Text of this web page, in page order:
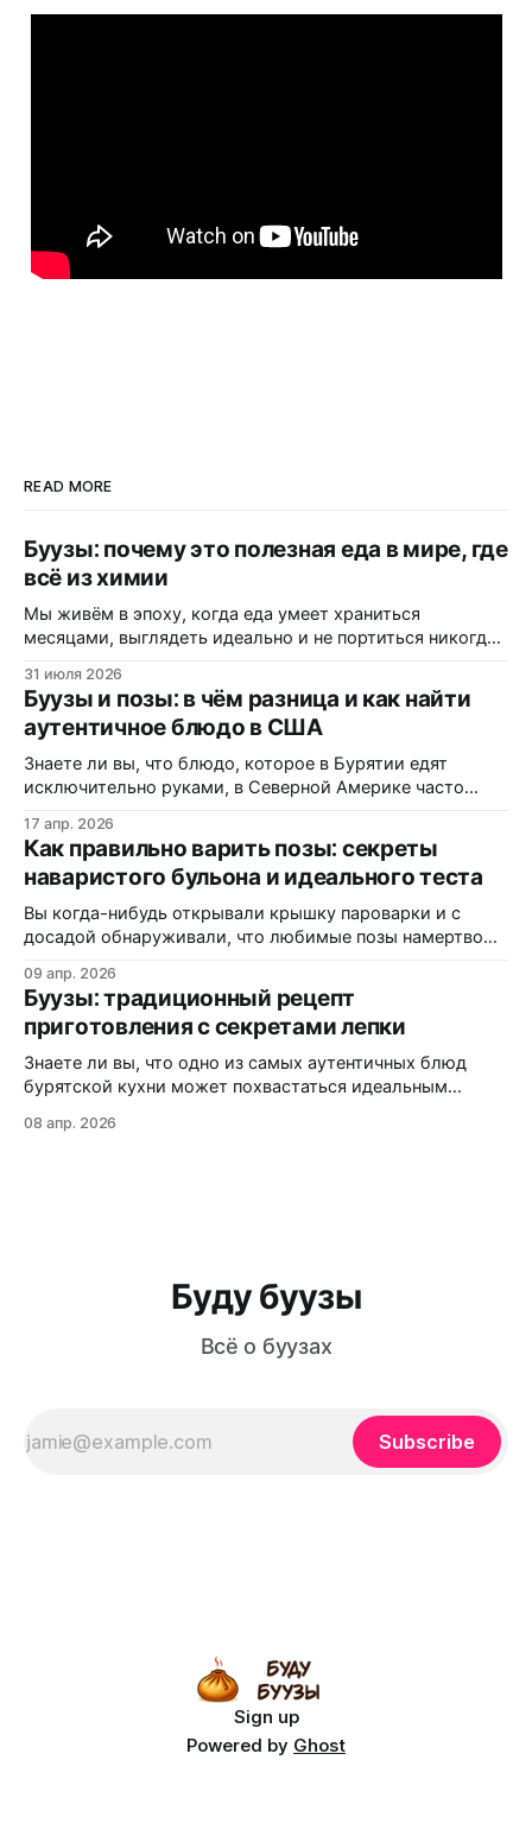
READ MORE
Буузы: почему это полезная еда в мире, где
всё из химии
Мы живём в эпоху, когда еда умеет храниться
месяцами, выглядеть идеально и не портиться никогда.
вкус. Полки магазинов забиты ультраобработанной
пищей: полуфабрикатами, лапшой быстрого
приготовления, «домашними» котлетами с составом на
пол-этикетки. А ведь есть блюдо, которому не нужны
консерванты, потому
31 июля 2026
Буузы и позы: в чём разница и как найти
аутентичное блюдо в США
Знаете ли вы, что блюдо, которое в Бурятии едят
исключительно руками, в Северной Америке часто
материале вы узнаете, почему одни называют их
«буузы», а другие — «позы», как диаспора адаптирует
рецепт под западные реалии, и где именно на трассах
Монтаны можно заказать свежую партию без
17 апр. 2026
Как правильно варить позы: секреты
наваристого бульона и идеального теста
Вы когда-нибудь открывали крышку пароварки и с
досадой обнаруживали, что любимые позы намертво
пирожок, а внутри — сухо и безвкусно? Статистика
кулинарных форумов показывает: более 60% новичков
сталкиваются с этими проблемами при первом
знакомстве с бурятской кухней. В этой статье вы
узнаете:
09 апр. 2026
Буузы: традиционный рецепт
приготовления с секретами лепки
Знаете ли вы, что одно из самых аутентичных блюд
бурятской кухни может похвастаться идеальным
Буузы (или позы, как их ошибочно называют) — это не
08 апр. 2026
Буду буузы
Всё о буузах
Subscribe
Sign up
Powered by Ghost